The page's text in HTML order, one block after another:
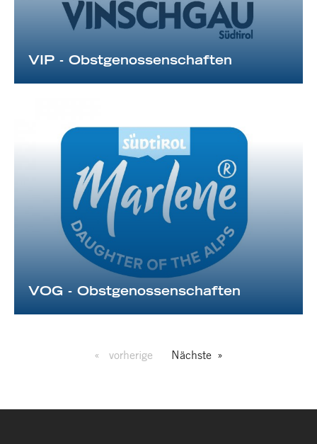
VIP - Obstgenossenschaften
VOG - Obstgenossenschaften
vorherige Nächste